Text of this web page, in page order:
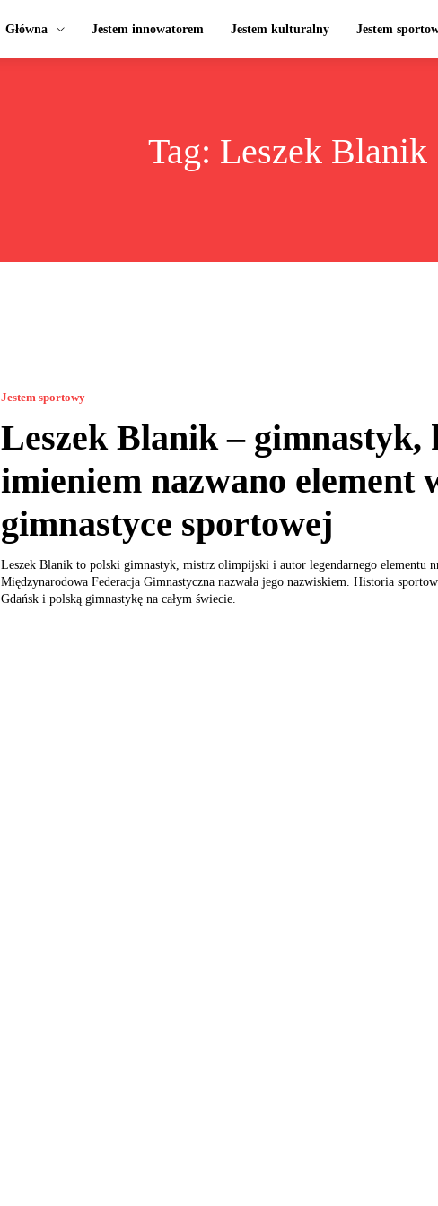
Główna Jestem innowatorem Jestem kulturalny Jestem
Tag: Leszek Blanik
Jestem sportowy
Leszek Blanik – gimnastyk,
imieniem nazwano element
gimnastyce sportowej
Leszek Blanik to polski gimnastyk, mistrz olimpijski i autor legendarnego elementu
Międzynarodowa Federacja Gimnastyczna nazwała jego nazwiskiem. Historia
Gdańsk i polską gimnastykę na całym świecie.